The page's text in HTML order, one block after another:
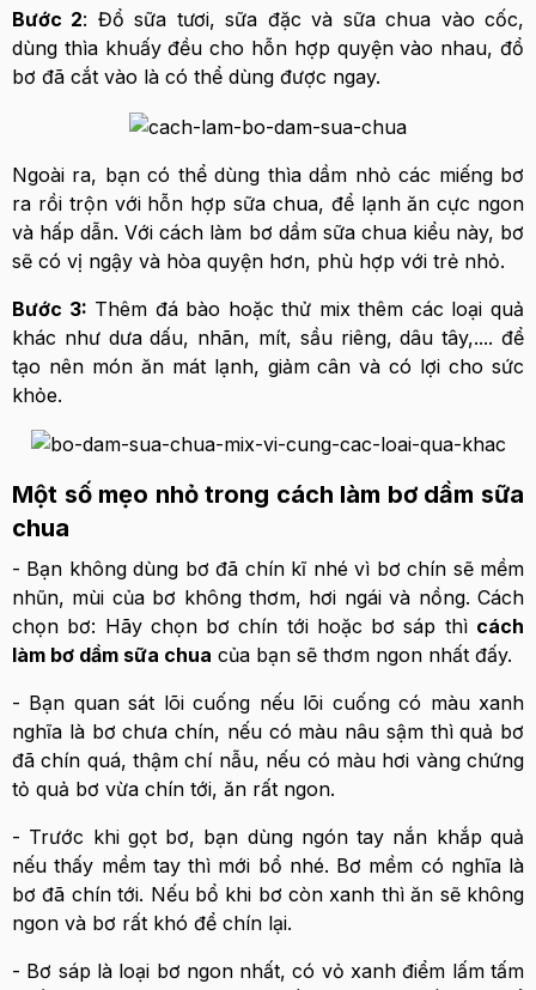
Bước 2: Đổ sữa tươi, sữa đặc và sữa chua vào cốc,
dùng thìa khuấy đều cho hỗn hợp quyện vào nhau, đổ
bơ đã cắt vào là có thể dùng được ngay.
Ngoài ra, bạn có thể dùng thìa dầm nhỏ các miếng bơ
ra rồi trộn với hỗn hợp sữa chua, để lạnh ăn cực ngon
và hấp dẫn. Với cách làm bơ dầm sữa chua kiểu này, bơ
sẽ có vị ngậy và hòa quyện hơn, phù hợp với trẻ nhỏ.
Bước 3: Thêm đá bào hoặc thử mix thêm các loại quả
khác như dưa dấu, nhãn, mít, sầu riêng, dâu tây,.... để
tạo nên món ăn mát lạnh, giảm cân và có lợi cho sức
khỏe.
Một số mẹo nhỏ trong cách làm bơ dầm sữa
chua
- Bạn không dùng bơ đã chín kĩ nhé vì bơ chín sẽ mềm
nhũn, mùi của bơ không thơm, hơi ngái và nồng. Cách
chọn bơ: Hãy chọn bơ chín tới hoặc bơ sáp thì cách
làm bơ dầm sữa chua của bạn sẽ thơm ngon nhất đấy.
- Bạn quan sát lõi cuống nếu lõi cuống có màu xanh
nghĩa là bơ chưa chín, nếu có màu nâu sậm thì quả bơ
đã chín quá, thậm chí nẫu, nếu có màu hơi vàng chứng
tỏ quả bơ vừa chín tới, ăn rất ngon.
- Trước khi gọt bơ, bạn dùng ngón tay nắn khắp quả
nếu thấy mềm tay thì mới bổ nhé. Bơ mềm có nghĩa là
bơ đã chín tới. Nếu bổ khi bơ còn xanh thì ăn sẽ không
ngon và bơ rất khó để chín lại.
- Bơ sáp là loại bơ ngon nhất, có vỏ xanh điểm lấm tấm